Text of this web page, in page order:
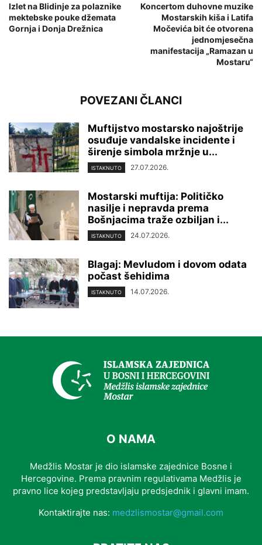
Izlet na Blidinje za polaznike
mektebske pouke džemata
Gornja i Donja Drežnica
Koncertom duhovne muzike
Mostarskih kiša i Latifa
Močevića bit će otvorena
jednomjesečna
manifestacija „Ramazan u
Mostaru“
POVEZANI ČLANCI
Muftijstvo mostarsko najoštrije
osuđuje vandalske incidente i
širenje simbola mržnje u...
ISTAKNUTO 27.07.2026.
Mostarski muftija: Političko
nasilje i nepravda prema
Bošnjacima traže ozbiljan i...
ISTAKNUTO 24.07.2026.
Blagaj: Mevludom i dovom odata
počast šehidima
ISTAKNUTO 14.07.2026.
O NAMA
Medžlis Mostar je dio islamske zajednice Bosne i
Hercegovine. Prema pravnim regulativama Medžlis je
pravno lice kojeg predstavljaju predsjednik i glavni imam.
Kontaktirajte nas: medzlismostar@gmail.com